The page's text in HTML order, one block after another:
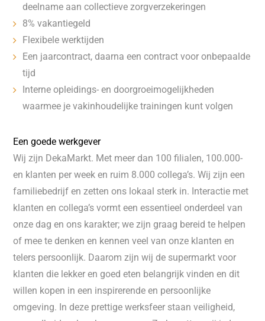
deelname aan collectieve zorgverzekeringen
8% vakantiegeld
Flexibele werktijden
Een jaarcontract, daarna een contract voor onbepaalde
tijd
Interne opleidings- en doorgroeimogelijkheden
waarmee je vakinhoudelijke trainingen kunt volgen
Een goede werkgever
Wij zijn DekaMarkt. Met meer dan 100 filialen, 100.000-
en klanten per week en ruim 8.000 collega’s. Wij zijn een
familiebedrijf en zetten ons lokaal sterk in. Interactie met
klanten en collega’s vormt een essentieel onderdeel van
onze dag en ons karakter; we zijn graag bereid te helpen
of mee te denken en kennen veel van onze klanten en
telers persoonlijk. Daarom zijn wij de supermarkt voor
klanten die lekker en goed eten belangrijk vinden en dit
willen kopen in een inspirerende en persoonlijke
omgeving. In deze prettige werksfeer staan veiligheid,